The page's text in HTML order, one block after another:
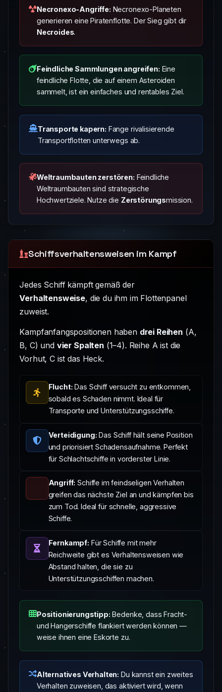
Necronexo-Angriffe: Necronexo-Planeten
generieren eine Piratenflotte. Der Sieg gibt dir
Necroides.
Feindliche Sammlungen angreifen: Eine
feindliche Flotte, die auf einem Asteroiden
sammelt, ist ein einfaches und rentables Ziel.
Transporte kapern: Fange rivalisierende
Transportflotten unterwegs ab.
Weltraumbauten zerstören: Feindliche
Weltraumbauten sind strategische
Hochwertziele. Nutze die Zerstörungsmission.
Schiffsverhaltensweisen im Kampf
Jedes Schiff kämpft gemäß der
Verhaltensweise, die du ihm im Flottenpanel
zuweist.
Kampfanfangspositionen haben drei Reihen (A,
B, C) und vier Spalten (1–4). Reihe A ist die
Vorhut, C ist das Heck.
Flucht: Das Schiff versucht zu entkommen,
sobald es Schaden nimmt. Ideal für
Transporte und Unterstützungsschiffe.
Verteidigung: Das Schiff hält seine Position
und priorisiert Schadensaufnahme. Perfekt
für Schlachtschiffe in vorderster Linie.
Angriff: Schiffe im feindseligen Verhalten
greifen das nächste Ziel an und kämpfen bis
zum Tod. Ideal für schnelle, aggressive
Schiffe.
Fernkampf: Für Schiffe mit mehr
Reichweite gibt es Verhaltensweisen wie
Abstand halten, die sie zu
Unterstützungsschiffen machen.
Positionierungstipp: Bedenke, dass Fracht-
und Hangerschiffe flankiert werden können —
weise ihnen eine Eskorte zu.
Alternatives Verhalten: Du kannst ein zweites
Verhalten zuweisen, das aktiviert wird, wenn